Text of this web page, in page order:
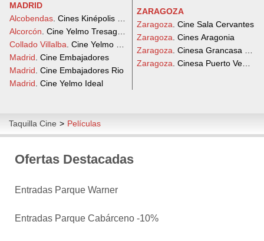
MADRID
Alcobendas . Cines Kinépolis Diversia (Ábaco Alcobendas)
Alcorcón . Cine Yelmo Tresaguas
Collado Villalba . Cine Yelmo Planetocio
Madrid . Cine Embajadores
Madrid . Cine Embajadores Rio
Madrid . Cine Yelmo Ideal
ZARAGOZA
Zaragoza . Cine Sala Cervantes
Zaragoza . Cines Aragonia
Zaragoza . Cinesa Grancasa 3D
Zaragoza . Cinesa Puerto Venecia
Taquilla Cine > Películas
Ofertas Destacadas
Entradas Parque Warner
Entradas Parque Cabárceno -10%